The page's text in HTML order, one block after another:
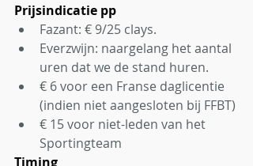
Prijsindicatie pp
Fazant: € 9/25 clays.
Everzwijn: naargelang het aantal
uren dat we de stand huren.
€ 6 voor een Franse daglicentie
(indien niet aangesloten bij FFBT)
€ 15 voor niet-leden van het
Sportingteam
Timing